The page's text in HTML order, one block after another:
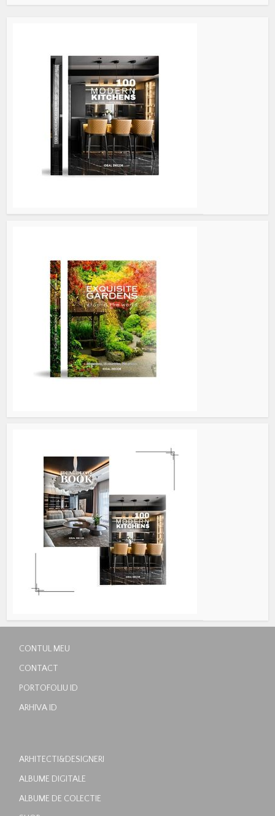
CONTUL MEU
CONTACT
PORTOFOLIU ID
ARHIVA ID
ARHITECTI&DESIGNERI
ALBUME DIGITALE
ALBUME DE COLECTIE